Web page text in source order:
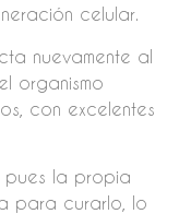
celular.
nuevamente al
organismo
con excelentes
pues la propia
para curarlo, lo